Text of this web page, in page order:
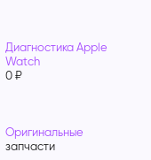
Диагностика Apple
Watch
0 ₽
Оригинальные
запчасти